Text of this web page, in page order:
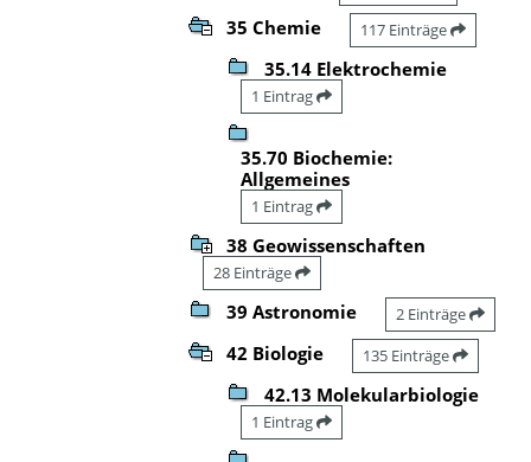
35 Chemie 117 Einträge
35.14 Elektrochemie
1 Eintrag
35.70 Biochemie:
Allgemeines
1 Eintrag
38 Geowissenschaften
28 Einträge
39 Astronomie 2 Einträge
42 Biologie 135 Einträge
42.13 Molekularbiologie
1 Eintrag